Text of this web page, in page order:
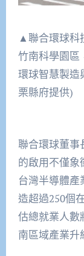
▲聯合環球科
竹南科學園區
環球智慧製造
栗縣府提供)
聯合環球董事
的啟用不僅象
台灣半導體
造超過250個
估總就業人數
南區域產業升